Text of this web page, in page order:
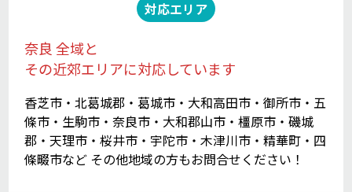
対応エリア
奈良 全域と
その近郊エリアに対応しています
香芝市・北葛城郡・葛城市・大和高田市・御所市・五
條市・生駒市・奈良市・大和郡山市・橿原市・磯城
郡・天理市・桜井市・宇陀市・木津川市・精華町・四
條畷市など その他地域の方もお問合せください！